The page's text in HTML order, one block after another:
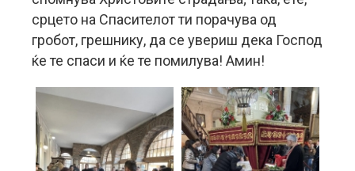
срцето на Спасителот ти порачува од
гробот, грешнику, да се увериш дека Господ
ќе те спаси и ќе те помилува! Амин!